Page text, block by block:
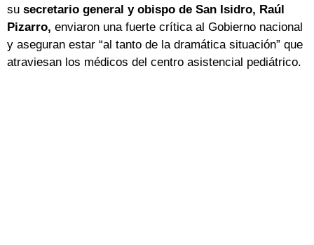
su secretario general y obispo de San Isidro, Raúl
Pizarro, enviaron una fuerte crítica al Gobierno nacional
y aseguran estar “al tanto de la dramática situación” que
atraviesan los médicos del centro asistencial pediátrico.